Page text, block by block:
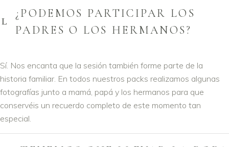
¿PODEMOS PARTICIPAR LOS
PADRES O LOS HERMANOS?
Sí. Nos encanta que la sesión también forme parte de la
historia familiar. En todos nuestros packs realizamos algunas
fotografías junto a mamá, papá y los hermanos para que
conservéis un recuerdo completo de este momento tan
especial.